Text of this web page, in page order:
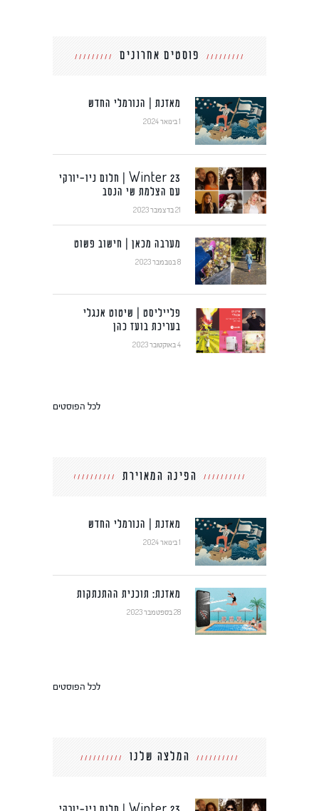
פוסטים אחרונים
מאזנת | הנורמלי החדש
1 בינואר 2024
Winter 23 | חלום ניו-יורקי
עם הצלמת שי הנסב
21 בדצמבר 2023
מערבה מכאן | חישוב פשוט
8 בנובמבר 2023
פלייליסט | שיטוט אנגלי
בעריכת בועז כהן
4 באוקטובר 2023
לכל הפוסטים
הפינה המאוירת
מאזנת | הנורמלי החדש
1 בינואר 2024
מאזנת: תוכנית ההתנתקות
28 בספטמבר 2023
לכל הפוסטים
המלצה שלנו